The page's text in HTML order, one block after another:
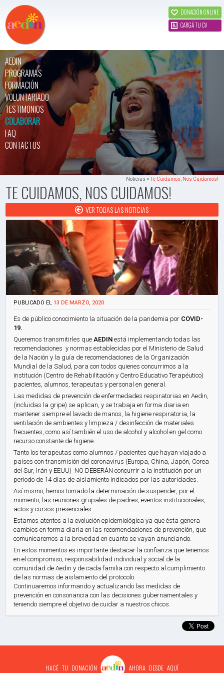
DONACIÓN ONLINE
CARGÁ TU CV
AEDIN
PROGRAMAS
FORMACIÓN
VOLUNTARIADO
TESTIMONIOS
COLABORAR
FAQ
CONTACTOS
Noticias >Te Cuidamos, Nos Cuidamos!
TE CUIDAMOS, NOS CUIDAMOS!
VER TODAS LAS NOTICIAS
PUBLICADO EL13 DE MARZO, 2020
Es de público conocimiento la situación de la pandemia por COVID-
19.
Queremos transmitirles queAEDIN está implementando todas las
recomendaciones y normas establecidas por el Ministerio de Salud
de la Nación y la guía de recomendaciones de la Organización
Mundial de la Salud, para con todos quienes concurrimos a la
institución (Centro de Rehabilitación y Centro Educativo Terapéutico)
pacientes, alumnos, terapeutas y personal en general.
Las medidas de prevención de enfermedades respiratorias en Aedin,
(incluidas la gripe) se aplican, y se trabaja en forma diaria en
mantener siempre el lavado de manos, la higiene respiratoria, la
ventilación de ambientes y limpieza / desinfección de materiales
frecuentes, como así también el uso de alcohol y alcohol en gel como
recurso constante de higiene.
Tanto los terapeutas como alumnos / pacientes que hayan viajado a
países con transmisión del coronavirus (Europa, China, Japón, Corea
del Sur, Irán y EEUU) NO DEBERÁN concurrir a la institución por un
periodo de 14 días de aislamiento indicados por las autoridades.
Así mismo, hemos tomado la determinación de suspender, por el
momento, las reuniones grupales de padres, eventos institucionales,
actos y cursos presenciales.
Estamos atentos a la evolución epidemiológica ya que ésta genera
cambios en forma diaria en las recomendaciones de prevención, que
comunicaremos a la brevedad en cuanto se vayan anunciando.
En estos momentos es importante destacar la confianza que tenemos
en el compromiso, responsabilidad individual y social de la
comunidad de Aedin y de cada familia con respecto al cumplimiento
de las normas de aislamiento del protocolo.
Continuaremos informando y actualizando las medidas de
prevención en consonancia con las decisiones gubernamentales y
teniendo siempre el objetivo de cuidar a nuestros chicos.
HACÉ TU DONACIÓN AHORA DESDE AQUÍ